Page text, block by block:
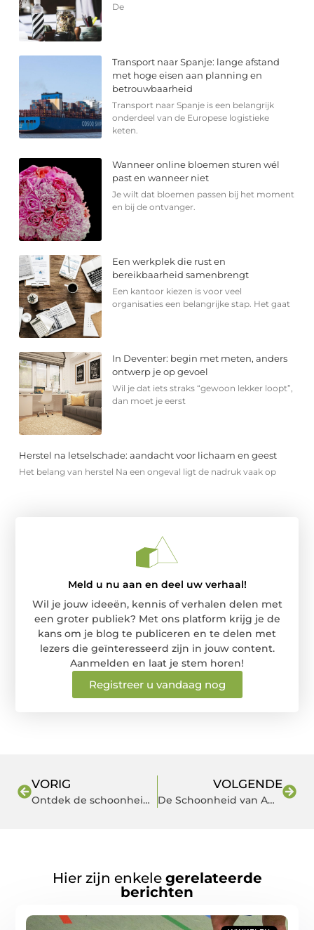
De
Transport naar Spanje: lange afstand
met hoge eisen aan planning en
betrouwbaarheid
Transport naar Spanje is een belangrijk
onderdeel van de Europese logistieke
keten.
Wanneer online bloemen sturen wél
past en wanneer niet
Je wilt dat bloemen passen bij het moment
en bij de ontvanger.
Een werkplek die rust en
bereikbaarheid samenbrengt
Een kantoor kiezen is voor veel
organisaties een belangrijke stap. Het gaat
In Deventer: begin met meten, anders
ontwerp je op gevoel
Wil je dat iets straks “gewoon lekker loopt”,
dan moet je eerst
Herstel na letselschade: aandacht voor lichaam en geest
Het belang van herstel Na een ongeval ligt de nadruk vaak op
Meld u nu aan en deel uw verhaal!
Wil je jouw ideeën, kennis of verhalen delen met
een groter publiek? Met ons platform krijg je de
kans om je blog te publiceren en te delen met
lezers die geïnteresseerd zijn in jouw content.
Aanmelden en laat je stem horen!
Registreer u vandaag nog
VORIG
Ontdek de schoonheid van Amsterdam
VOLGENDE
De Schoonheid van Amsterdam
Hier zijn enkele gerelateerde
berichten